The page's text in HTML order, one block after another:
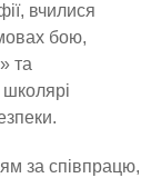
вчилися
бою,
та
за співпрацю,